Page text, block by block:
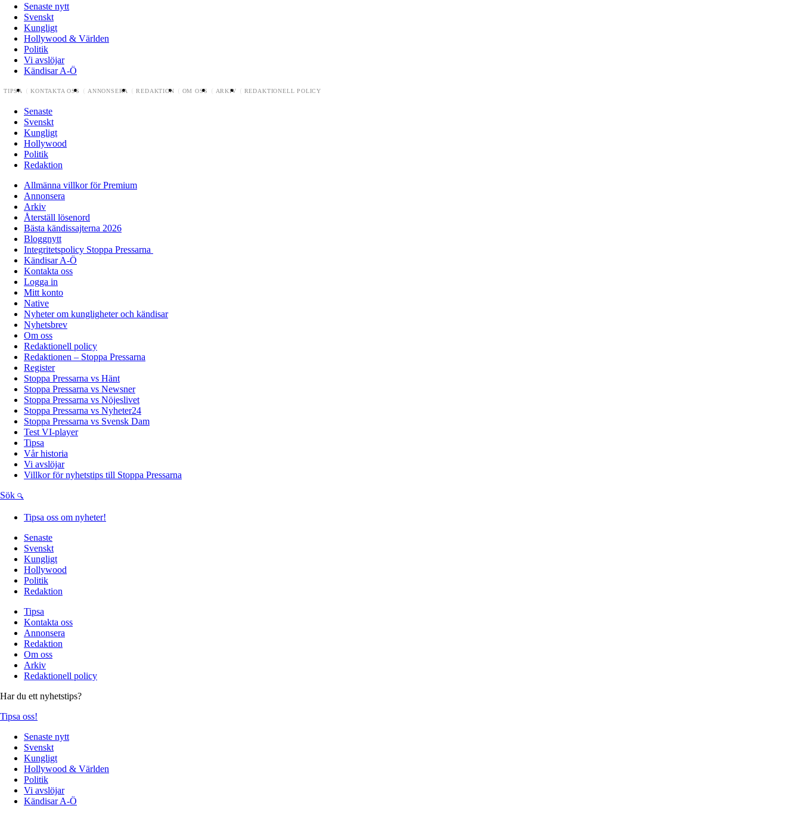
Senaste nytt
Svenskt
Kungligt
Hollywood & Världen
Politik
Vi avslöjar
Kändisar A-Ö
TIPSA KONTAKTA OSS ANNONSERA REDAKTION OM OSS ARKIV REDAKTIONELL POLICY
Senaste
Svenskt
Kungligt
Hollywood
Politik
Redaktion
Allmänna villkor för Premium
Annonsera
Arkiv
Återställ lösenord
Bästa kändissajterna 2026
Bloggnytt
Integritetspolicy Stoppa Pressarna
Kändisar A-Ö
Kontakta oss
Logga in
Mitt konto
Native
Nyheter om kungligheter och kändisar
Nyhetsbrev
Om oss
Redaktionell policy
Redaktionen – Stoppa Pressarna
Register
Stoppa Pressarna vs Hänt
Stoppa Pressarna vs Newsner
Stoppa Pressarna vs Nöjeslivet
Stoppa Pressarna vs Nyheter24
Stoppa Pressarna vs Svensk Dam
Test VI-player
Tipsa
Vår historia
Vi avslöjar
Villkor för nyhetstips till Stoppa Pressarna
Sök
Tipsa oss om nyheter!
Senaste
Svenskt
Kungligt
Hollywood
Politik
Redaktion
Tipsa
Kontakta oss
Annonsera
Redaktion
Om oss
Arkiv
Redaktionell policy
Har du ett nyhetstips?
Tipsa oss!
Senaste nytt
Svenskt
Kungligt
Hollywood & Världen
Politik
Vi avslöjar
Kändisar A-Ö